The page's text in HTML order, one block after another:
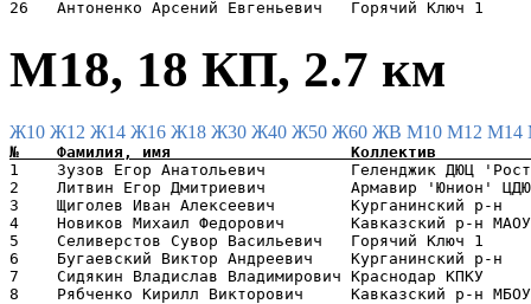
М18, 18 КП, 2.7 км
Ж10 Ж12 Ж14 Ж16 Ж18 Ж30 Ж40 Ж50 Ж60 ЖВ М10 М12 М14
1    Зузов Егор Анатольевич         Геленджик
2    Литвин Егор Дмитриевич         Армавир
3    Щиголев Иван Алексеевич
4    Новиков Михаил Федорович
5    Селиверстов Сувор Васильевич   Горячий
6    Бугаевский Виктор Андреевич
7    Сидякин Владислав Владимирович